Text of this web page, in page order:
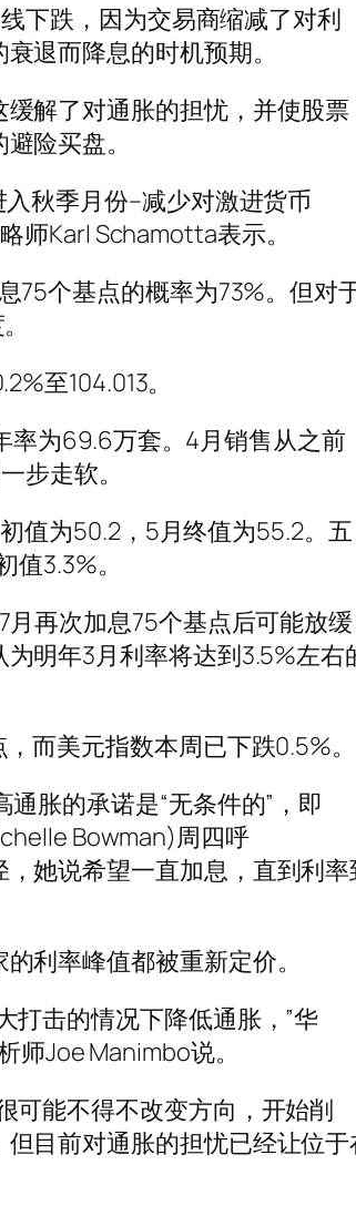
下跌，因为交易商缩减了对利
退而降息的时机预期。
解了对通胀的担忧，并使股票
险买盘。
秋季月份–减少对激进货币
师Karl Schamotta表示。
75个基点的概率为73%。但对
至104.013。
率为69.6万套。4月销售从之前
步走软。
值为50.2，5月终值为55.2。五
3.3%。
再次加息75个基点后可能放缓
明年3月利率将达到3.5%左右
而美元指数本周已下跌0.5%。
胀的承诺是“无条件的”，即
Bowman)周四呼
她说希望一直加息，直到利
利率峰值都被重新定价。
打击的情况下降低通胀，”华
Joe Manimbo说。
可能不得不改变方向，开始削
目前对通胀的担忧已经让位